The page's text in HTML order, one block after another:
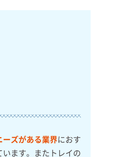
ズがある業界におす
ます。またトレイの